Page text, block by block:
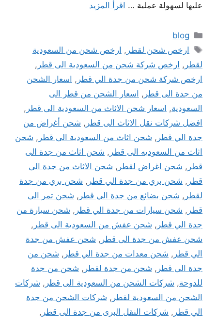
عليها لسهولة عملية … اقرأ المزيد
التصنيفات
blog
الوسوم
ارخص شحن لقطر , ارخص شحن من السعودية
لقطر , ارخص شركة شحن من السعودية الى قطر ,
ارخص شركة شحن من جدة الي قطر , اسعار الشحن
من جدة الى قطر , اسعار الشحن من قطر الى
السعودية, اسعار شحن الاثاث من السعودية الى قطر ,
افضل شركات نقل الاثاث الى قطر , شحن أغراض من
جدة الي قطر , شحن اثاث من السعودية الى قطر , شحن
اثاث من السعوديه الى قطر , شحن اثاث من جدة الى
قطر , شحن اغراض لقطر , شحن الاثاث من جدة الى
قطر , شحن بري من جدة الي قطر , شحن بري من جدة
لقطر , شحن بضائع من جدة الي قطر , شحن تمر الى
قطر , شحن سيارات من جدة الي قطر , شحن سيارة من
جدة الي قطر , شحن عفش من السعودية الى قطر ,
شحن عفش من جدة الى قطر , شحن عفش من جدة
الي قطر , شحن معدات من جدة الي قطر , شحن من
جدة الى قطر , شحن من جدة لقطر , شحن من جدة
للدوحة, شركات الشحن من السعودية الى قطر , شركات
الشحن من السعودية لقطر , شركات الشحن من جدة
الي قطر , شركات النقل البرى من جدة الى قطر ,